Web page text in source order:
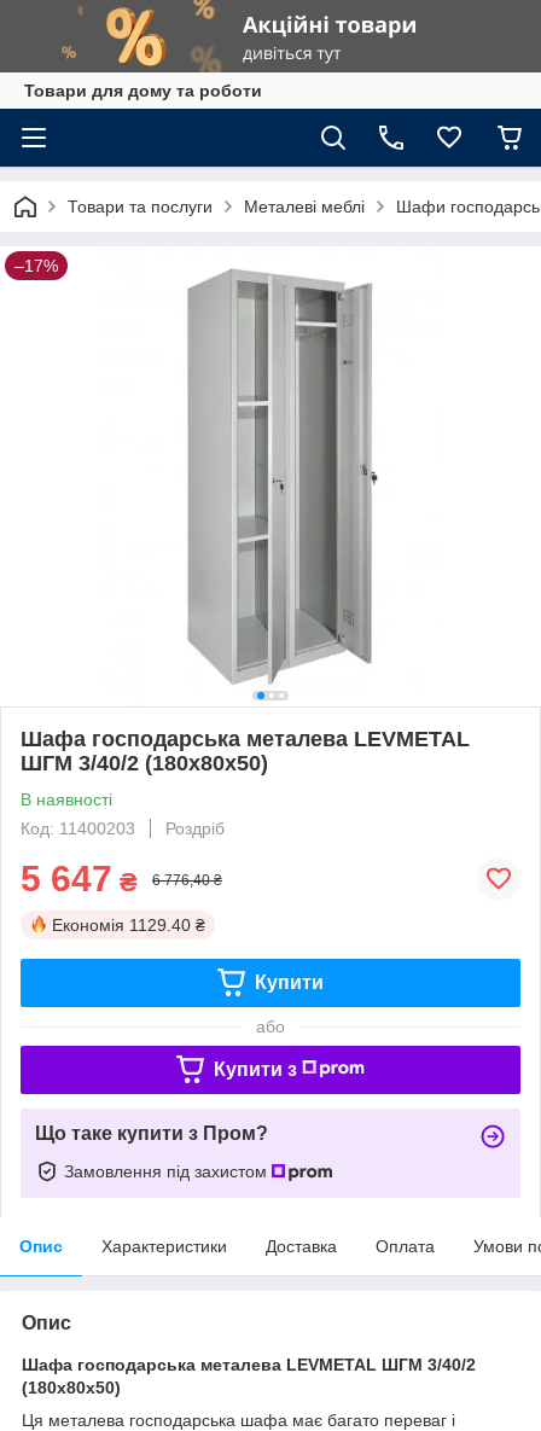
Товари для дому та роботи
Товари та послуги Металеві меблі Шафи
–17%
Шафа господарська металева LEVMETAL
ШГМ 3/40/2 (180х80х50)
В наявності
Код: 11400203
Роздріб
5 647 ₴ 6 776,40 ₴
Економія 1129.40 ₴
Купити
або
Купити з
Що таке купити з Пром?
Замовлення під захистом
Опис Характеристики Доставка Оплата Умови
Опис
Шафа господарська металева LEVMETAL ШГМ 3/40/2
(180х80х50)
Ця металева господарська шафа має багато переваг і